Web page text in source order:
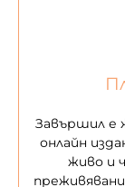
Завършил е
онлайн
живо и